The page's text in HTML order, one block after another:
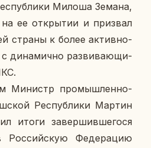
Милоша Земана,
ее от­кры­тии и при­звал
страны к более ак­тив­но­
с ди­на­мич­но раз­ви­ва­ю­щи­
Ми­нистр про­мыш­лен­но­
Рес­пуб­ли­ки Мартин
итоги за­вер­шив­ше­го­ся
Рос­сий­скую Фе­де­ра­цию